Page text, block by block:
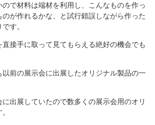
で材料は端材を利用し、こんなものを作っ
が作れるかな、と試行錯誤しながら作った
す。
直接手に取って見てもらえる絶好の機会でも
以前の展示会に出展したオリジナル製品の一
出展していたので数多くの展示会用のオリ